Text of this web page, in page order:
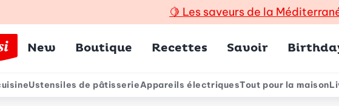
🍋 Les saveurs de la
Menu principal
New Boutique Recettes Savoir
Ustensiles de pâtisserieAppareils électriquesTout pour la maison